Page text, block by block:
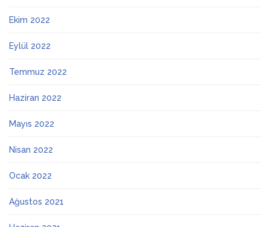
Ekim 2022
Eylül 2022
Temmuz 2022
Haziran 2022
Mayıs 2022
Nisan 2022
Ocak 2022
Ağustos 2021